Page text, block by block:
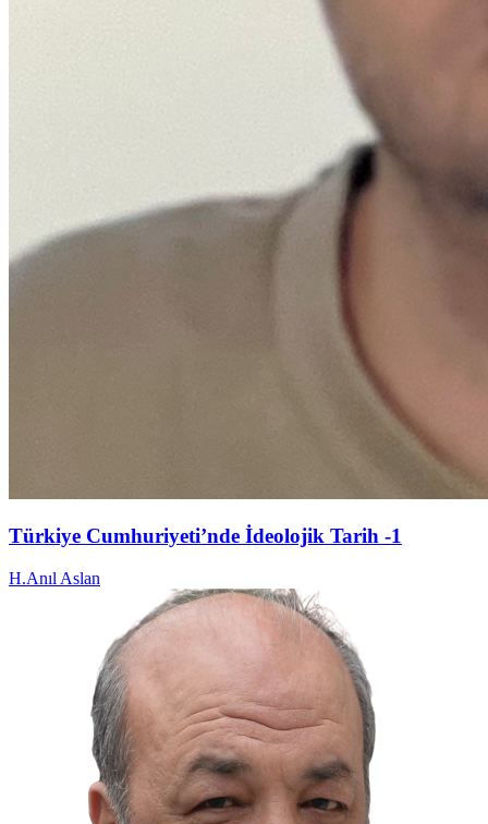
Türkiye Cumhuriyeti’nde İdeolojik Tarih -1
H.Anıl Aslan